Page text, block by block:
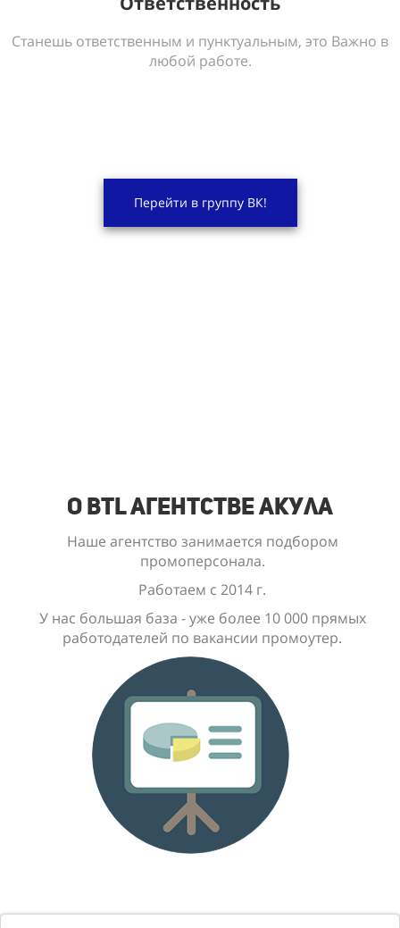
Станешь ответственным и пунктуальным, это Важно в
любой работе.
Перейти в группу ВК!
О BTL Агентстве Акула
Наше агентство занимается подбором
промоперсонала.
Работаем с 2014 г.
У нас большая база - уже более 10 000 прямых
работодателей по вакансии промоутер.